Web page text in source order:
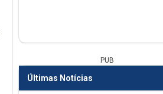
PUB
Últimas Notícias